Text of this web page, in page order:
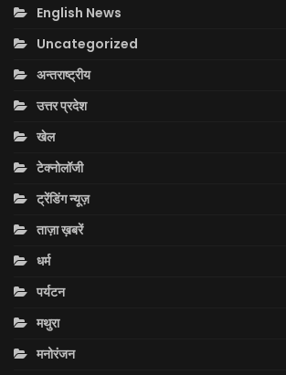
English News
Uncategorized
अन्तराष्ट्रीय
उत्तर प्रदेश
खेल
टेक्नोलॉजी
ट्रेंडिंग न्यूज़
ताज़ा ख़बरें
धर्म
पर्यटन
मथुरा
मनोरंजन